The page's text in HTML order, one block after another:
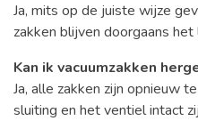
Ja, mits op de juiste wijze
zakken blijven doorgaans
Kan ik vacuumzakken
Ja, alle zakken zijn opnieuw
sluiting en het ventiel intact